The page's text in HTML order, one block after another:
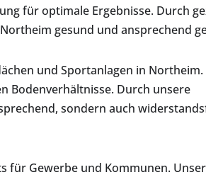
für optimale Ergebnisse. Durch
gesund und ansprechend
und Sportanlagen in Northeim.
Bodenverhältnisse. Durch unsere
sondern auch
für Gewerbe und Kommunen.